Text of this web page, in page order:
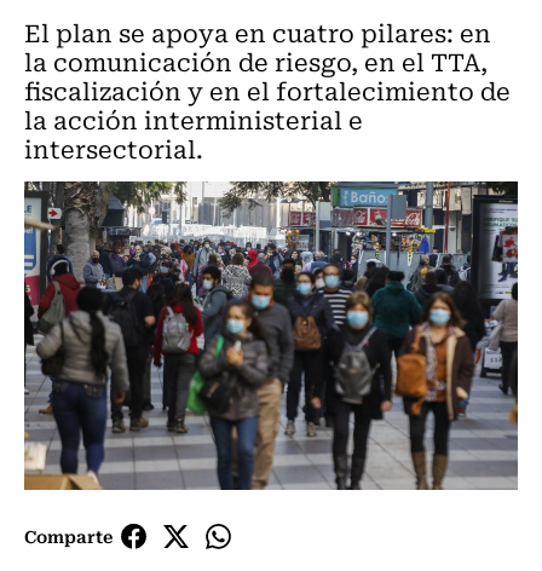
El plan se apoya en cuatro pilares: en
la comunicación de riesgo, en el TTA,
fiscalización y en el fortalecimiento de
la acción interministerial e
intersectorial.
Comparte